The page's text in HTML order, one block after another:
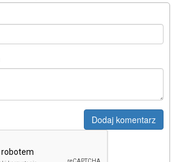
Dodaj komentarz